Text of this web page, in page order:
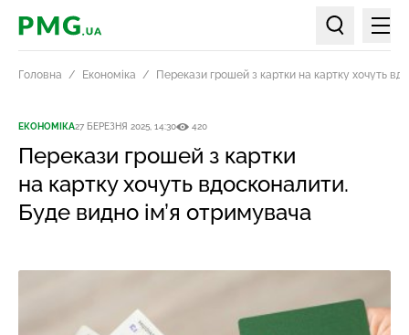
PMG.ua
Пошук по
Головна Економіка Перекази грошей з картки на картку хочуть
ЕКОНОМІКА27 БЕРЕЗНЯ 2025, 14:30 420
Перекази грошей з картки
на картку хочуть вдосконалити.
Буде видно ім’я отримувача